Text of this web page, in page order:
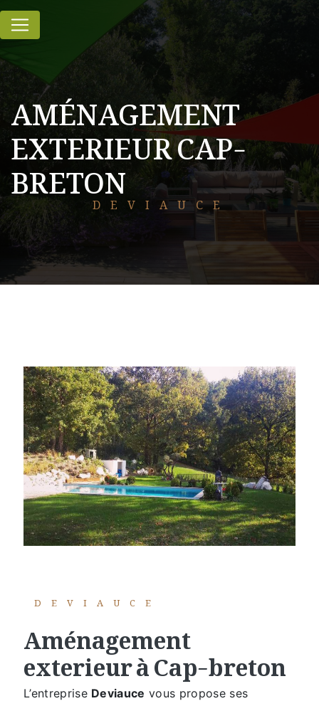
AMÉNAGEMENT
EXTERIEUR CAP-
BRETONDEVIAUCE
DEVIAUCE
aménagement
exterieur à Cap-breton
L’entreprise Deviauce vous propose ses
Panneau de gestion des cookies